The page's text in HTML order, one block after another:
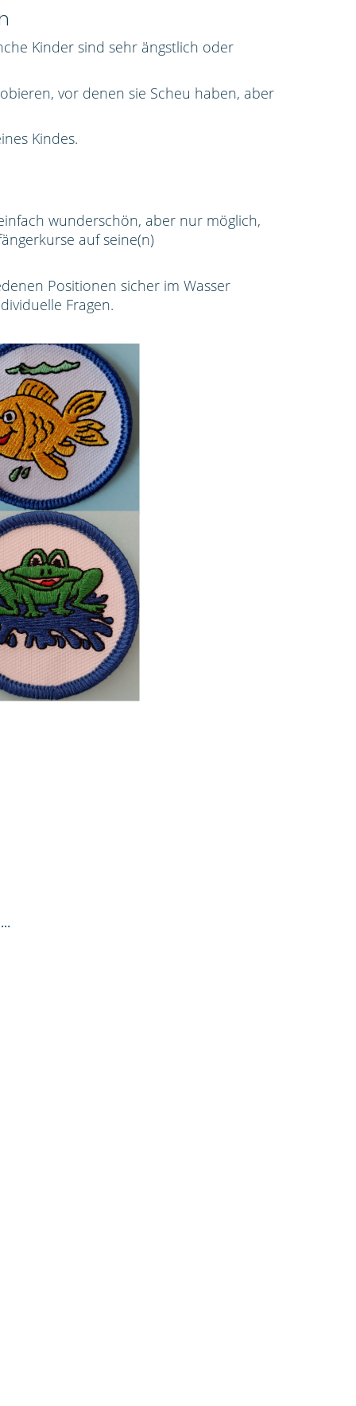
Kinder sind sehr ängstlich oder
vor denen sie Scheu haben, aber
Kindes.
wunderschön, aber nur möglich,
auf seine(n)
Positionen sicher im Wasser
Fragen.